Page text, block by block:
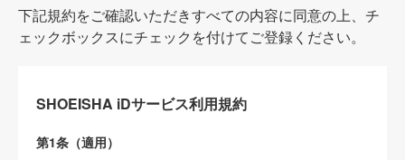
下記規約をご確認いただきすべての内容に同意の上、チ
ェックボックスにチェックを付けてご登録ください。
SHOEISHA iDサービス利用規約
第1条（適用）